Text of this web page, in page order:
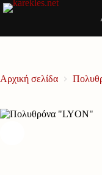
Μετάβαση
στο
Αρχική σελίδα